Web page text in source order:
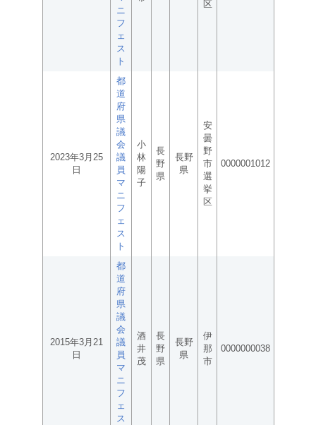
ニ
フ
ェ
ス
ト
区
2023年3月25
日
都
道
府
県
議
会
議
員
マ
ニ
フ
ェ
ス
ト
小
林
陽
子
長
野
県
長野
県
安
曇
野
市
選
挙
区
0000001012
2015年3月21
日
都
道
府
県
議
会
議
員
マ
ニ
フ
ェ
ス
酒
井
茂
長
野
県
長野
県
伊
那
市
0000000038